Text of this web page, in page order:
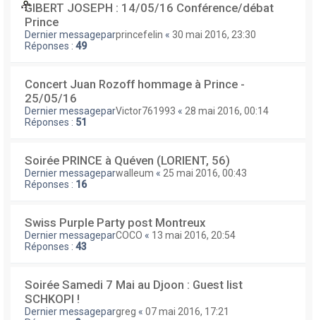
GIBERT JOSEPH : 14/05/16 Conférence/débat
Prince
Dernier messageparprincefelin « 30 mai 2016, 23:30
Réponses : 49
Concert Juan Rozoff hommage à Prince -
25/05/16
Dernier messageparVictor761993 « 28 mai 2016, 00:14
Réponses : 51
Soirée PRINCE à Quéven (LORIENT, 56)
Dernier messageparwalleum « 25 mai 2016, 00:43
Réponses : 16
Swiss Purple Party post Montreux
Dernier messageparCOCO « 13 mai 2016, 20:54
Réponses : 43
Soirée Samedi 7 Mai au Djoon : Guest list
SCHKOPI !
Dernier messagepargreg « 07 mai 2016, 17:21